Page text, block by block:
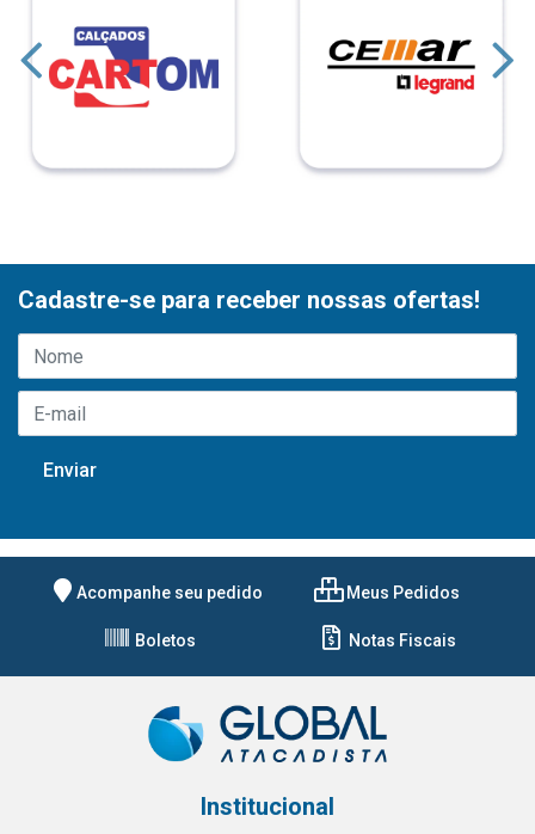
Cadastre-se para receber nossas ofertas!
Acompanhe seu pedido Meus Pedidos
Boletos Notas Fiscais
Institucional